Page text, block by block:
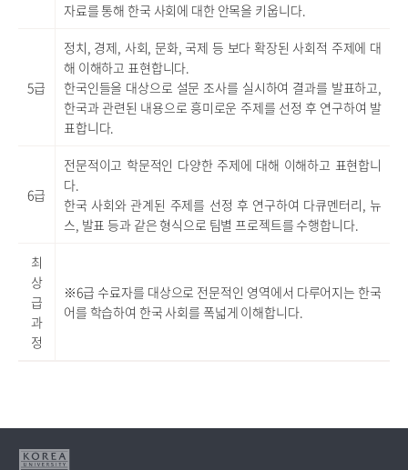
자료를 통해 한국 사회에 대한 안목을 키웁니다.
5급
정치, 경제, 사회, 문화, 국제 등 보다 확장된 사회적 주제에 대
해 이해하고 표현합니다.
한국인들을 대상으로 설문 조사를 실시하여 결과를 발표하고,
한국과 관련된 내용으로 흥미로운 주제를 선정 후 연구하여 발
표합니다.
6급
전문적이고 학문적인 다양한 주제에 대해 이해하고 표현합니
다.
한국 사회와 관계된 주제를 선정 후 연구하여 다큐멘터리, 뉴
스, 발표 등과 같은 형식으로 팀별 프로젝트를 수행합니다.
최
상
급
과
정
※6급 수료자를 대상으로 전문적인 영역에서 다루어지는 한국
어를 학습하여 한국 사회를 폭넓게 이해합니다.